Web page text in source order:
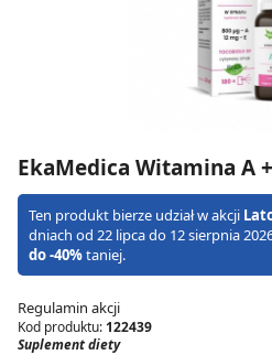
EkaMedica Witamina A
Ten produkt bierze udział w akcji
dniach od 22 lipca do 12 sierpnia
do -40%taniej.
Regulamin akcji
Kod produktu: 122439
Suplement diety